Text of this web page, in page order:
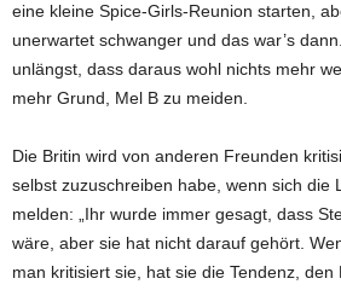
eine kleine Spice-Girls-Reunion starten,
unerwartet schwanger und das war’s
unlängst, dass daraus wohl nichts mehr
mehr Grund, Mel B zu meiden.
Die Britin wird von anderen Freunden
selbst zuzuschreiben habe, wenn sich die
melden: „Ihr wurde immer gesagt, dass
wäre, aber sie hat nicht darauf gehört.
man kritisiert sie, hat sie die Tendenz, den